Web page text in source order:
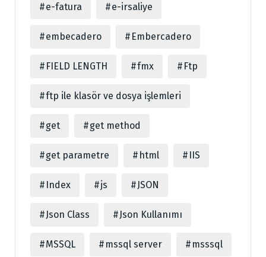
e-fatura e-irsaliye
embecadero Embercadero
FIELD LENGTH fmx Ftp
ftp ile klasör ve dosya işlemleri
get get method
get parametre html IIS
Index js JSON
Json Class Json Kullanımı
MSSQL mssql server msssql